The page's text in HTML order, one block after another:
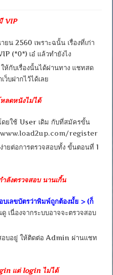
VIP
ยน 2560 เพราะฉนั้น เรื่องที่เก่า
(*0*) เอ๋ แล้วทำยังไง
กับเรื่องนั้นได้ผ่านทาง แชทสด
ว็บฝากไว้ได้เลย
ลดหนังไม่ได้
ยใช้ User เดิม กับที่สมัครขั้น
register
ยต่อการตรวจสอบทั้ง ขั้นตอนที่ 1
ลังตรวจสอบ นานเกิ้น
บเลขบัตรว่าพิมพ์ถูกต้องมั้ย > (ก็
ดู เนื่องจากระบบอาจจะตรวจสอบ
อบอยู่ ให้ติดต่อ Admin ผ่านแชท
แต่ login ไม่ได้